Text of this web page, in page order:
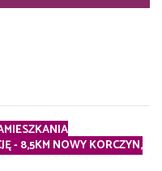
- 8,5KM NOWY KORCZYN,